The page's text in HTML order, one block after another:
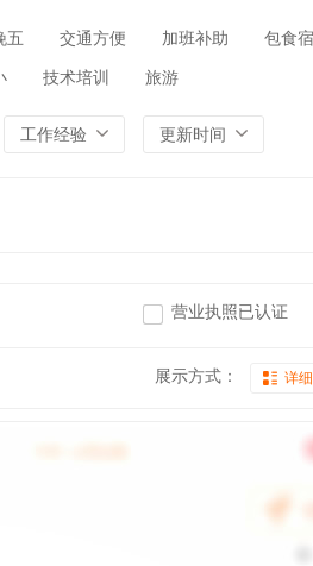
五 交通方便 加班补助 包食宿
技术培训 旅游
工作经验 更新时间
营业执照已认证
展示方式： 详细